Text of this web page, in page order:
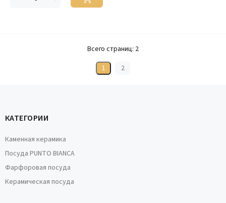
Всего страниц: 2
1
2
КАТЕГОРИИ
Каменная керамика
Посуда PUNTO BIANCA
Фарфоровая посуда
Керамическая посуда